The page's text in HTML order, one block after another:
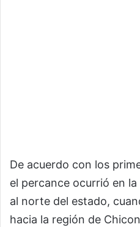
De acuerdo con los
el percance ocurrió en
al norte del estado,
hacia la región de